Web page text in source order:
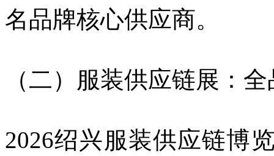
名品牌核心供应商。
（二）服装供应链展：
2026绍兴服装供应链博